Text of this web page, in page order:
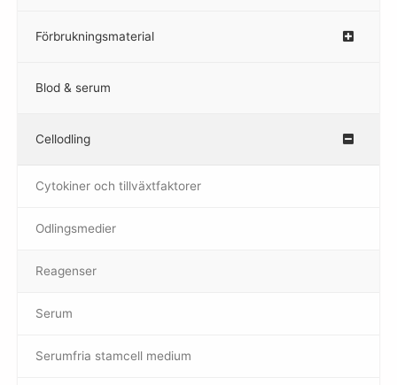
Förbrukningsmaterial
Blod & serum
Cellodling
–
Cytokiner och tillväxtfaktorer
Odlingsmedier
Reagenser
Serum
Serumfria stamcell medium